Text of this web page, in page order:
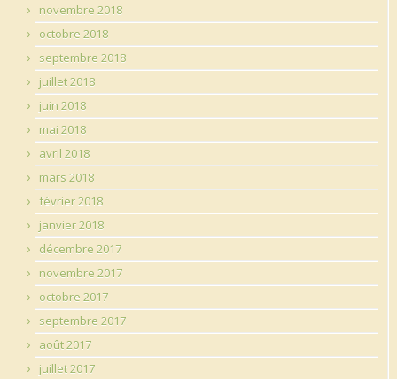
novembre 2018
octobre 2018
septembre 2018
juillet 2018
juin 2018
mai 2018
avril 2018
mars 2018
février 2018
janvier 2018
décembre 2017
novembre 2017
octobre 2017
septembre 2017
août 2017
juillet 2017